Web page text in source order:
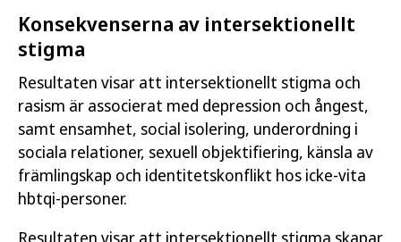
Konsekvenserna av intersektionellt
stigma
Resultaten visar att intersektionellt stigma och
rasism är associerat med depression och ångest,
samt ensamhet, social isolering, underordning i
sociala relationer, sexuell objektifiering, känsla av
främlingskap och identitetskonflikt hos icke-vita
hbtqi-personer.
Resultaten visar att intersektionellt stigma skapar